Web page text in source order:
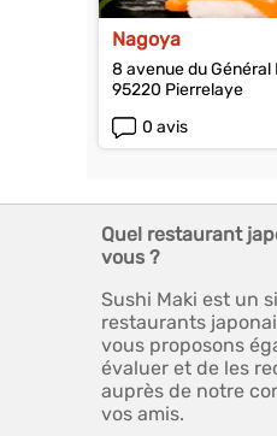
Nagoya
8 avenue du Général
95220 Pierrelaye
0 avis
Quel restaurant
vous ?
Sushi Maki est un
restaurants
vous proposons
évaluer et de les
auprès de notre
vos amis.